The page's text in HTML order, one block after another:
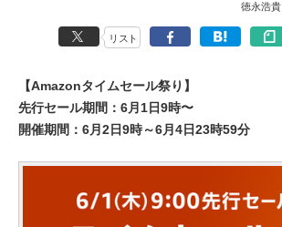
徳永浩貴
リスト
【Amazonタイムセール祭り】
先行セール期間：6月1日9時〜
開催期間：6月2日9時～6月4日23時59分